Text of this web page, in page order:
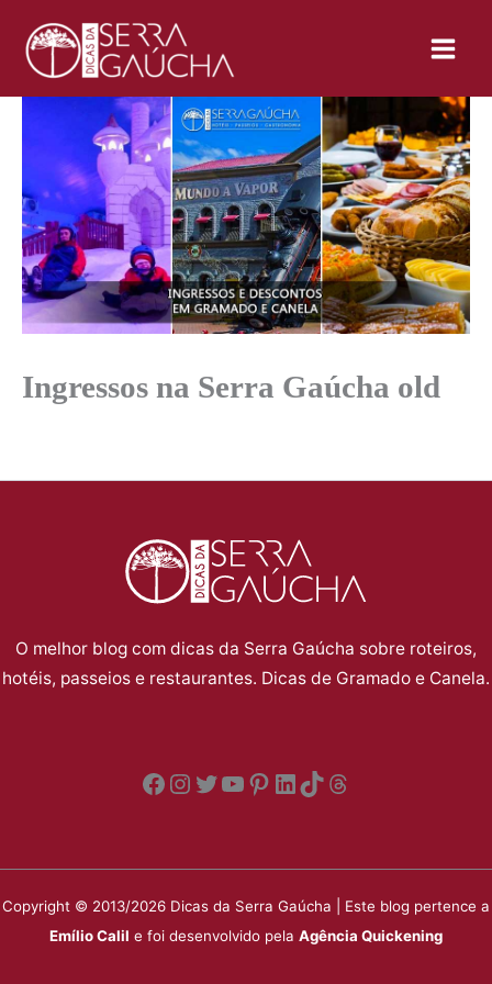
para
conteúdo
Ingressos na Serra Gaúcha old
O melhor blog com dicas da Serra Gaúcha sobre roteiros,
hotéis, passeios e restaurantes. Dicas de Gramado e Canela.
Facebook
Instagram
Twitter
YouTube
Pinterest
LinkedIn
TikTokThreads
Copyright © 2013/2026 Dicas da Serra Gaúcha | Este blog pertence a
Emílio Calil e foi desenvolvido pela Agência Quickening